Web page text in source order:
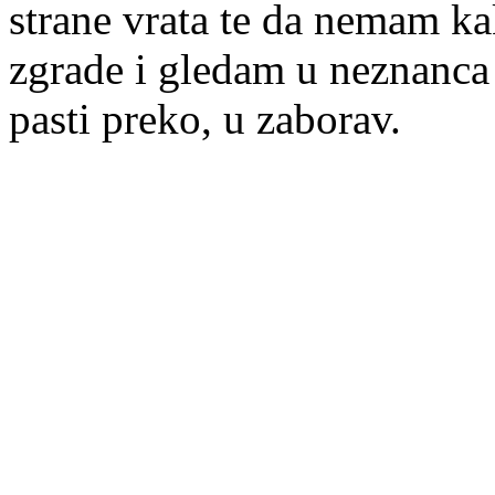
strane vrata te da nemam
zgrade i gledam u
pasti preko, u zaborav.